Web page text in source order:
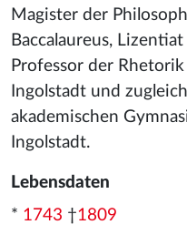
Magister der
Baccalaureus,
Professor der
Ingolstadt und
akademischen
Ingolstadt.
Lebensdaten
* 1743 †1809